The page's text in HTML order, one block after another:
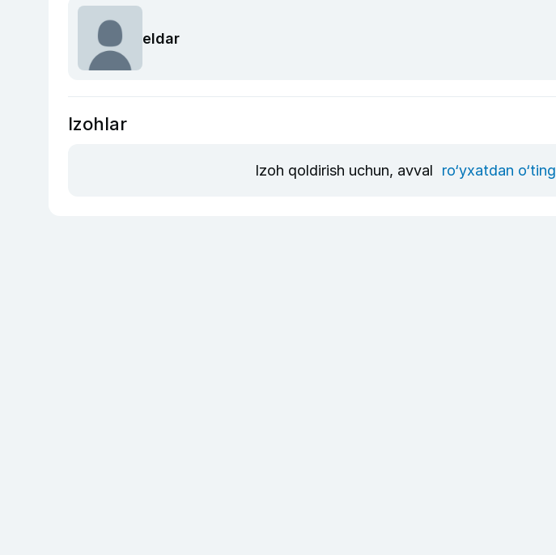
eldar
Izohlar
Izoh qoldirish uchun, avval ro‘yxatdan o‘ting